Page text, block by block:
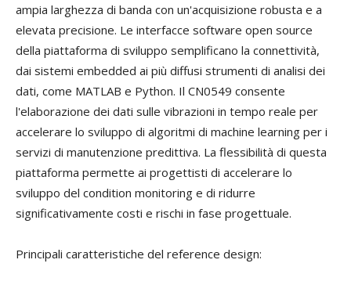
ampia larghezza di banda con un'acquisizione robusta e a
elevata precisione. Le interfacce software open source
della piattaforma di sviluppo semplificano la connettività,
dai sistemi embedded ai più diffusi strumenti di analisi dei
dati, come MATLAB e Python. Il CN0549 consente
l'elaborazione dei dati sulle vibrazioni in tempo reale per
accelerare lo sviluppo di algoritmi di machine learning per i
servizi di manutenzione predittiva. La flessibilità di questa
piattaforma permette ai progettisti di accelerare lo
sviluppo del condition monitoring e di ridurre
significativamente costi e rischi in fase progettuale.
Principali caratteristiche del reference design: